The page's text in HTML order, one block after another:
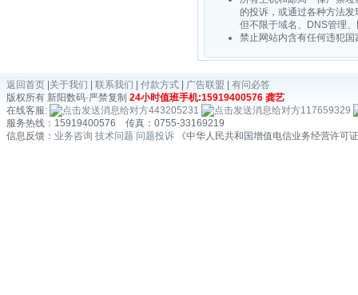
的投诉，或通过各种方法
但不限于域名、DNS管理
禁止网站内含有任何违犯
返回首页 关于我们 联系我们 付款方式 广告联盟
有问必答
版权所有 新阳数码·严禁复制 24小时值班手机:15919400576 龚艺
在线客服:
443205231
117659329
服务热线：15919400576 传真：0755-33169219
信息反馈： 业务咨询 技术问题 问题投诉 《中华人民共和国增值电信业务经营许可